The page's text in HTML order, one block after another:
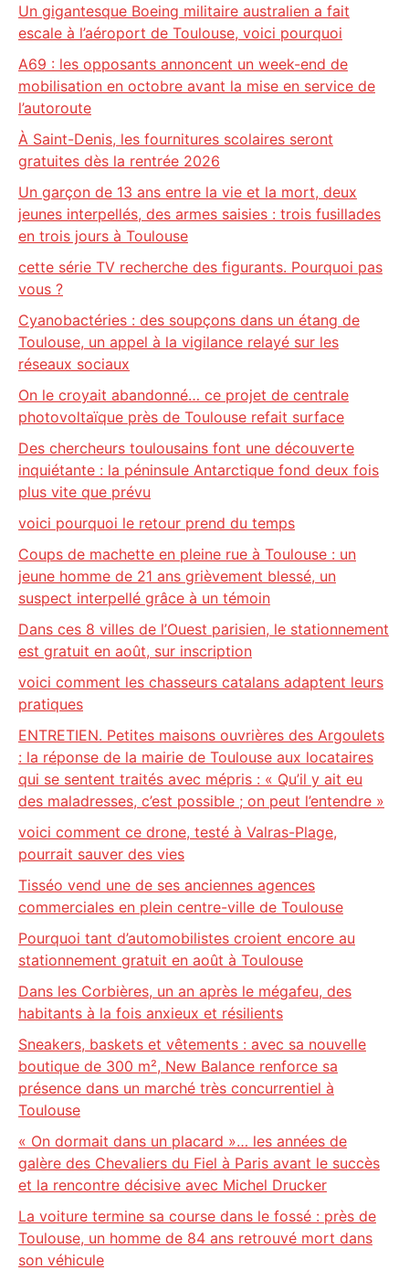
Un gigantesque Boeing militaire australien a fait
escale à l’aéroport de Toulouse, voici pourquoi
A69 : les opposants annoncent un week-end de
mobilisation en octobre avant la mise en service de
l’autoroute
À Saint-Denis, les fournitures scolaires seront
gratuites dès la rentrée 2026
Un garçon de 13 ans entre la vie et la mort, deux
jeunes interpellés, des armes saisies : trois fusillades
en trois jours à Toulouse
cette série TV recherche des figurants. Pourquoi pas
vous ?
Cyanobactéries : des soupçons dans un étang de
Toulouse, un appel à la vigilance relayé sur les
réseaux sociaux
On le croyait abandonné… ce projet de centrale
photovoltaïque près de Toulouse refait surface
Des chercheurs toulousains font une découverte
inquiétante : la péninsule Antarctique fond deux fois
plus vite que prévu
voici pourquoi le retour prend du temps
Coups de machette en pleine rue à Toulouse : un
jeune homme de 21 ans grièvement blessé, un
suspect interpellé grâce à un témoin
Dans ces 8 villes de l’Ouest parisien, le stationnement
est gratuit en août, sur inscription
voici comment les chasseurs catalans adaptent leurs
pratiques
ENTRETIEN. Petites maisons ouvrières des Argoulets
: la réponse de la mairie de Toulouse aux locataires
qui se sentent traités avec mépris : « Qu’il y ait eu
des maladresses, c’est possible ; on peut l’entendre »
voici comment ce drone, testé à Valras-Plage,
pourrait sauver des vies
Tisséo vend une de ses anciennes agences
commerciales en plein centre-ville de Toulouse
Pourquoi tant d’automobilistes croient encore au
stationnement gratuit en août à Toulouse
Dans les Corbières, un an après le mégafeu, des
habitants à la fois anxieux et résilients
Sneakers, baskets et vêtements : avec sa nouvelle
boutique de 300 m², New Balance renforce sa
présence dans un marché très concurrentiel à
Toulouse
« On dormait dans un placard »… les années de
galère des Chevaliers du Fiel à Paris avant le succès
et la rencontre décisive avec Michel Drucker
La voiture termine sa course dans le fossé : près de
Toulouse, un homme de 84 ans retrouvé mort dans
son véhicule